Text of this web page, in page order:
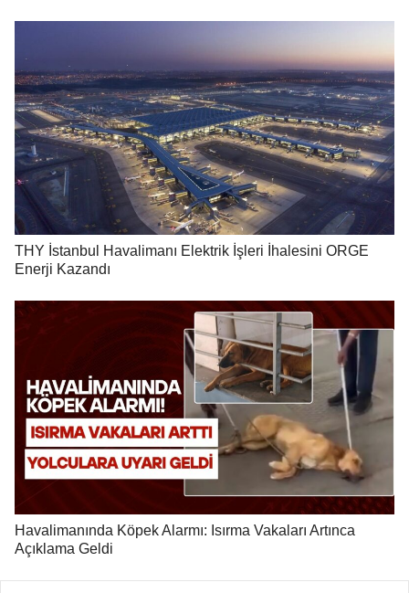
THY İstanbul Havalimanı Elektrik İşleri İhalesini ORGE
Enerji Kazandı
Havalimanında Köpek Alarmı: Isırma Vakaları Artınca
Açıklama Geldi